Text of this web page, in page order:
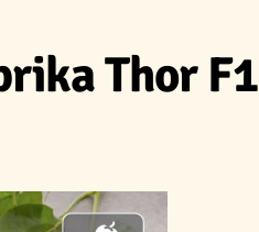
Thor F1